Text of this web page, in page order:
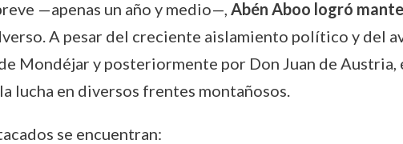
—apenas un año y medio—, Abén Aboo logró
A pesar del creciente aislamiento político y del
Mondéjar y posteriormente por Don Juan de
lucha en diversos frentes montañosos.
se encuentran: